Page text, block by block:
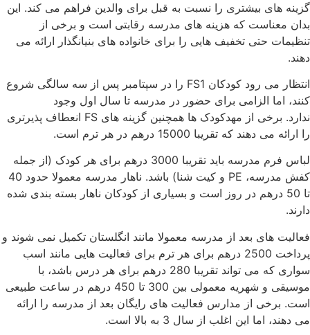
گزینه های بیشتری را نسبت به قبل برای والدین فراهم می کند. این
بدان معناست که هزینه های مدرسه رقابتی است و برخی از
تنظیمات حتی تخفیف هایی را برای خانواده های بنیانگذار ارائه می
دهند.
انتظار می رود کودکان FS1 را در سپتامبر پس از سه سالگی شروع
کنند، اما الزامی برای حضور در مدرسه تا سال اول وجود
ندارد. برخی از مهدکودک ها همچنین گزینه های FS انعطاف پذیرتری
را ارائه می دهند که تقریبا 15000 درهم در هر ترم است.
لباس فرم مدرسه باید تقریبا 3000 درهم برای هر کودک (از جمله
کفش مدرسه، PE و کیت شنا) باشد. ناهار مدرسه معمولا حدود 40
تا 50 درهم در روز است و بسیاری از کودکان ناهار بسته بندی شده
دارند.
فعالیت های بعد از مدرسه معمولا مانند انگلستان تکمیل نمی شوند و
پرداخت 2500 درهم برای هر ترم برای فعالیت هایی مانند اسب
سواری که می تواند تقریبا 280 درهم برای هر درس باشد، با
موسیقی و شهریه معمولی بین 300 تا 450 درهم در ساعت طبیعی
است. برخی از مدارس فعالیت های رایگان بعد از مدرسه را ارائه
می دهند، اما این اغلب از سال 3 به بالا است.